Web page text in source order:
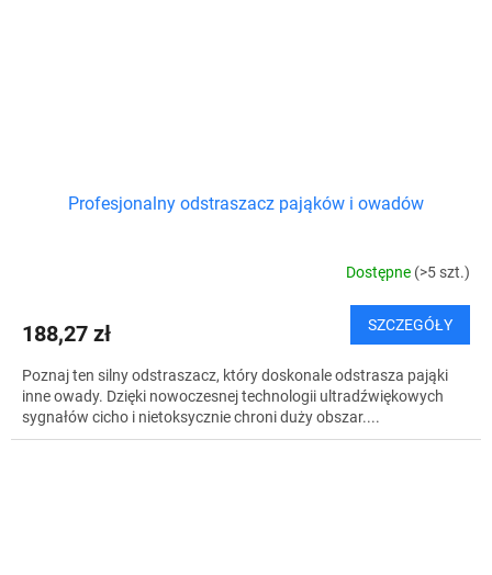
Profesjonalny odstraszacz pająków i owadów
Dostępne (>5 szt.)
188,27 zł SZCZEGÓŁY
Poznaj ten silny odstraszacz, który doskonale odstrasza pająki
inne owady. Dzięki nowoczesnej technologii ultradźwiękowych
sygnałów cicho i nietoksycznie chroni duży obszar....